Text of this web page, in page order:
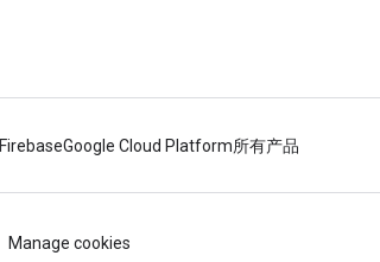
FirebaseGoogle Cloud Platform所有产品
Manage cookies